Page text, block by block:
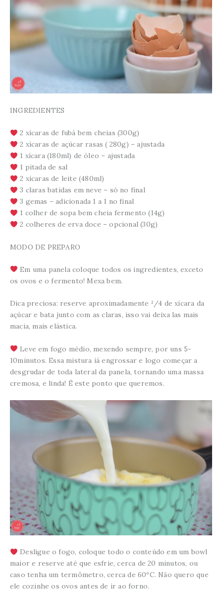
INGREDIENTES
2 xícaras de fubá bem cheias (300g)
2 xícaras de açúcar rasas ( 280g) – ajustada
1 xícara (180ml) de óleo – ajustada
1 pitada de sal
2 xícaras de leite (480ml)
3 claras batidas em neve – só no final
3 gemas – adicionada 1 a 1 no final
1 colher de sopa bem cheia fermento (14g)
2 colheres de erva doce – opcional (30g)
MODO DE PREPARO
Em uma panela coloque todos os ingredientes, exceto
os ovos e o fermento! Mexa bem.
Dica preciosa: reserve aproximadamente ²/4 de xícara da
açúcar e bata junto com as claras, isso vai deixa las mais
macia, mais elástica.
Leve em fogo médio, mexendo sempre, por uns 5-
10minutos. Essa mistura iá engrossar e logo começar a
desgrudar de toda lateral da panela, tornando uma massa
cremosa, e linda! É este ponto que queremos.
Desligue o fogo, coloque todo o conteúdo em um bowl
maior e reserve até que esfrie, cerca de 20 minutos, ou
caso tenha um termômetro, cerca de 60ºC. Não quero que
ele cozinhe os ovos antes de ir ao forno.